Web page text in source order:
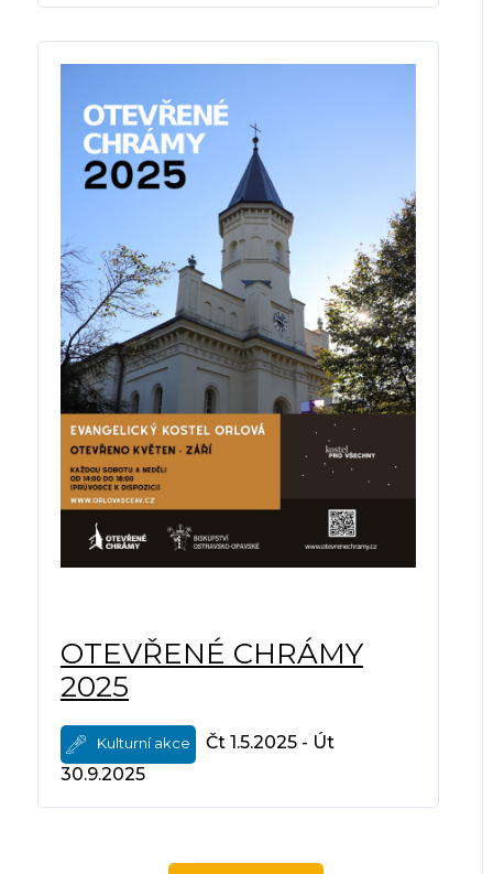
OTEVŘENÉ CHRÁMY
2025
Kulturní akce
Čt 1.5.2025 - Út
30.9.2025